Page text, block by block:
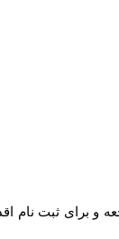
ثبت نام اقدام